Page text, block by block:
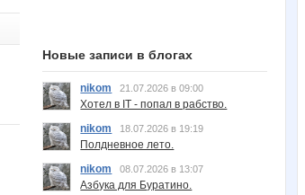
Новые записи в блогах
nikom 21.07.2026 в 09:00
Хотел в IT - попал в рабство.
nikom
18.07.2026 в 19:19
Полдневное лето.
nikom
08.07.2026 в 13:07
Азбука для Буратино.